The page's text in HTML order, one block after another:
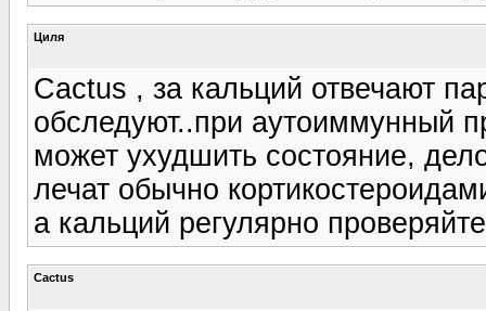
Циля
Cactus , за кальций отвечают
обследуют..при аутоиммунный
может ухудшить состояние,
лечат обычно
а кальций регулярно
Cactus